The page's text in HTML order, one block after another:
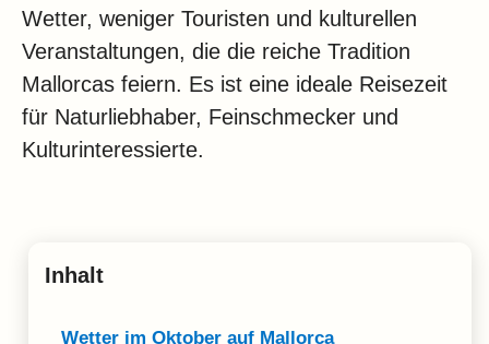
Reisemonat
Klima
Wetter, weniger Touristen und kulturellen
Veranstaltungen, die die reiche Tradition
Mallorcas feiern. Es ist eine ideale Reisezeit
für Naturliebhaber, Feinschmecker und
Kulturinteressierte.
Inhalt
Wetter im Oktober auf Mallorca